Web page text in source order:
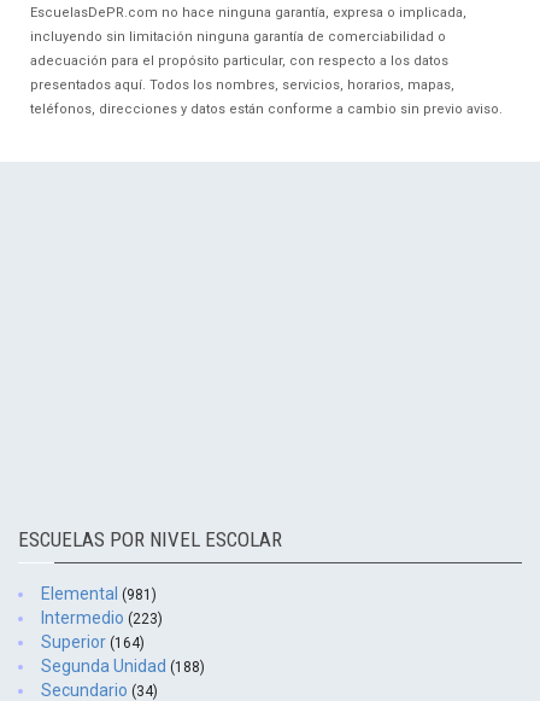
EscuelasDePR.com no hace ninguna garantía, expresa o implicada,
incluyendo sin limitación ninguna garantía de comerciabilidad o
adecuación para el propósito particular, con respecto a los datos
presentados aquí. Todos los nombres, servicios, horarios, mapas,
teléfonos, direcciones y datos están conforme a cambio sin previo aviso.
ESCUELAS POR NIVEL ESCOLAR
Elemental (981)
Intermedio (223)
Superior (164)
Segunda Unidad (188)
Secundario (34)